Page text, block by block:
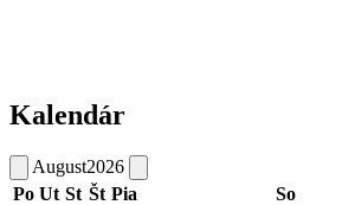
Kalendár
August2026
Po Ut St Št Pia So